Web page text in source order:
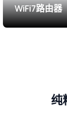
WiFi7路由器
纯